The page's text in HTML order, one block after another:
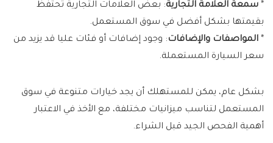
* سمعة العلامة التجارية: بعض العلامات التجارية تحتفظ
بقيمتها بشكل أفضل في سوق المستعمل.
* المواصفات والإضافات: وجود إضافات أو فئات عليا قد يزيد من
سعر السيارة المستعملة.
بشكل عام، يمكن للمستهلك أن يجد خيارات متنوعة في سوق
المستعمل لتناسب ميزانيات مختلفة، مع الأخذ في الاعتبار
أهمية الفحص الجيد قبل الشراء.